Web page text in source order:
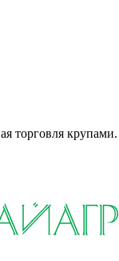
торговля крупами.